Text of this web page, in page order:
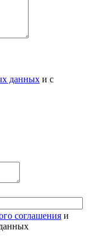
данных и с
соглашения и